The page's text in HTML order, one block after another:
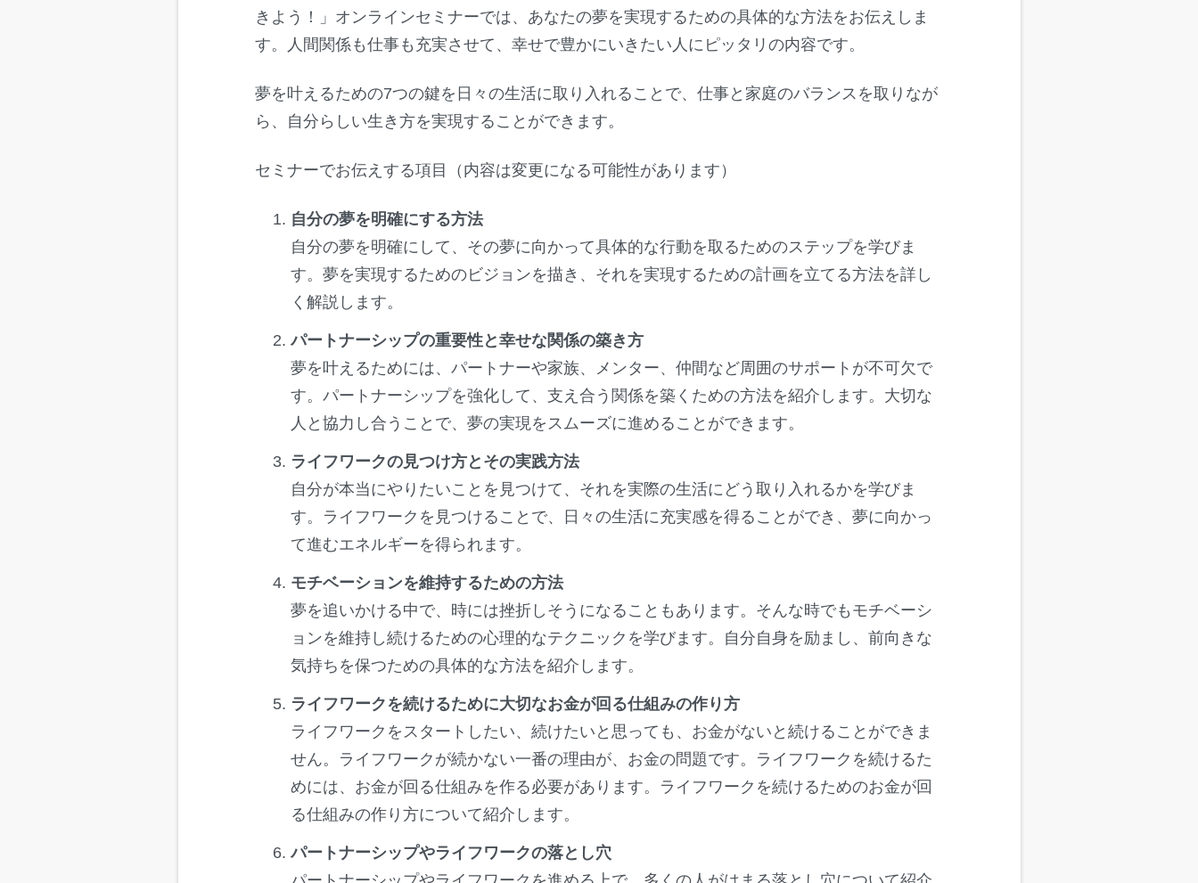
きよう！」オンラインセミナーでは、あなたの夢を実現するための具体的な方法をお伝えしま
す。人間関係も仕事も充実させて、幸せで豊かにいきたい人にピッタリの内容です。
夢を叶えるための7つの鍵を日々の生活に取り入れることで、仕事と家庭のバランスを取りなが
ら、自分らしい生き方を実現することができます。
セミナーでお伝えする項目（内容は変更になる可能性があります）
自分の夢を明確にする方法
自分の夢を明確にして、その夢に向かって具体的な行動を取るためのステップを学びま
す。夢を実現するためのビジョンを描き、それを実現するための計画を立てる方法を詳し
く解説します。
パートナーシップの重要性と幸せな関係の築き方
夢を叶えるためには、パートナーや家族、メンター、仲間など周囲のサポートが不可欠で
す。パートナーシップを強化して、支え合う関係を築くための方法を紹介します。大切な
人と協力し合うことで、夢の実現をスムーズに進めることができます。
ライフワークの見つけ方とその実践方法
自分が本当にやりたいことを見つけて、それを実際の生活にどう取り入れるかを学びま
す。ライフワークを見つけることで、日々の生活に充実感を得ることができ、夢に向かっ
て進むエネルギーを得られます。
モチベーションを維持するための方法
夢を追いかける中で、時には挫折しそうになることもあります。そんな時でもモチベーシ
ョンを維持し続けるための心理的なテクニックを学びます。自分自身を励まし、前向きな
気持ちを保つための具体的な方法を紹介します。
ライフワークを続けるために大切なお金が回る仕組みの作り方
ライフワークをスタートしたい、続けたいと思っても、お金がないと続けることができま
せん。ライフワークが続かない一番の理由が、お金の問題です。ライフワークを続けるた
めには、お金が回る仕組みを作る必要があります。ライフワークを続けるためのお金が回
る仕組みの作り方について紹介します。
パートナーシップやライフワークの落とし穴